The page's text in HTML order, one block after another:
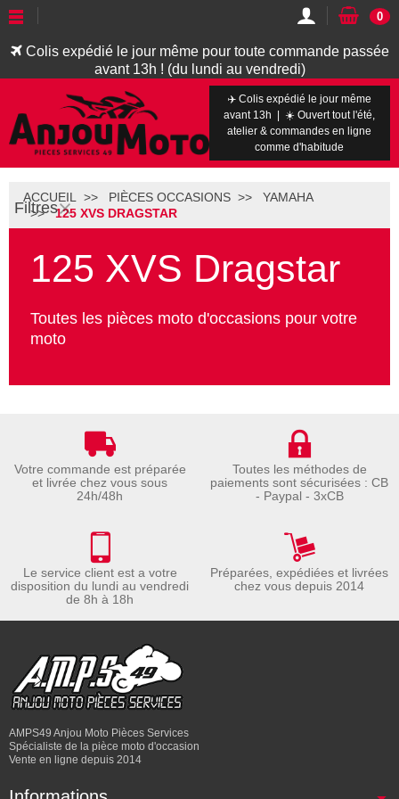
Colis expédié le jour même pour toute commande passée
avant 13h ! (du lundi au vendredi)
0
✈️ Colis expédié le jour même
avant 13h | ☀️ Ouvert tout l'été,
atelier & commandes en ligne
comme d'habitude
Filtres
ACCUEIL PIÈCES OCCASIONS
YAMAHA
125 XVS DRAGSTAR
125 XVS Dragstar
Toutes les pièces moto d'occasions pour votre
moto
Votre commande est préparée
et livrée chez vous sous
24h/48h
Toutes les méthodes de
paiements sont sécurisées : CB
- Paypal - 3xCB
Le service client est a votre
disposition du lundi au vendredi
de 8h à 18h
Préparées, expédiées et livrées
chez vous depuis 2014
AMPS49 Anjou Moto Pièces Services
Spécialiste de la pièce moto d'occasion
Vente en ligne depuis 2014